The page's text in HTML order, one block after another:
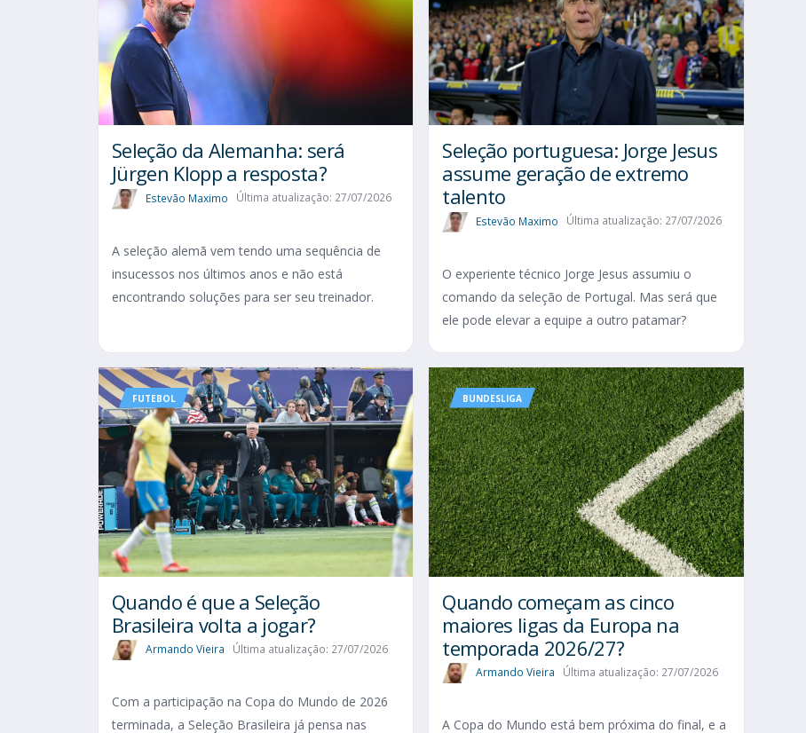
Seleção da Alemanha: será
Jürgen Klopp a resposta?
Estevão Maximo Última atualização: 27/07/2026
A seleção alemã vem tendo uma sequência de
insucessos nos últimos anos e não está
encontrando soluções para ser seu treinador.
Seleção portuguesa: Jorge Jesus
assume geração de extremo
talento
Estevão Maximo Última atualização: 27/07/2026
O experiente técnico Jorge Jesus assumiu o
comando da seleção de Portugal. Mas será que
ele pode elevar a equipe a outro patamar?
FUTEBOL
Quando é que a Seleção
Brasileira volta a jogar?
Armando Vieira Última atualização: 27/07/2026
Com a participação na Copa do Mundo de 2026
terminada, a Seleção Brasileira já pensa nas
BUNDESLIGA
Quando começam as cinco
maiores ligas da Europa na
temporada 2026/27?
Armando Vieira Última atualização: 27/07/2026
A Copa do Mundo está bem próxima do final, e a